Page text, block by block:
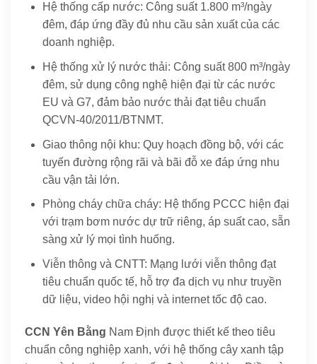
Hệ thống cấp nước: Công suất 1.800 m³/ngày
đêm, đáp ứng đầy đủ nhu cầu sản xuất của các
doanh nghiệp.
Hệ thống xử lý nước thải: Công suất 800 m³/ngày
đêm, sử dụng công nghệ hiện đại từ các nước
EU và G7, đảm bảo nước thải đạt tiêu chuẩn
QCVN-40/2011/BTNMT.
Giao thông nội khu: Quy hoạch đồng bộ, với các
tuyến đường rộng rãi và bãi đỗ xe đáp ứng nhu
cầu vận tải lớn.
Phòng cháy chữa cháy: Hệ thống PCCC hiện đại
với trạm bơm nước dự trữ riêng, áp suất cao, sẵn
sàng xử lý mọi tình huống.
Viễn thông và CNTT: Mạng lưới viễn thông đạt
tiêu chuẩn quốc tế, hỗ trợ đa dịch vụ như truyền
dữ liệu, video hội nghị và internet tốc độ cao.
CCN Yên Bằng Nam Định được thiết kế theo tiêu
chuẩn công nghiệp xanh, với hệ thống cây xanh tập